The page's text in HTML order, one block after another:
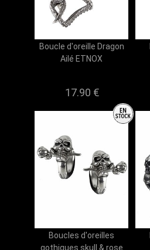
Boucle d'oreille Dragon
Ailé ETNOX
17.90 €
Boucles d'oreilles
gothiques skull & rose